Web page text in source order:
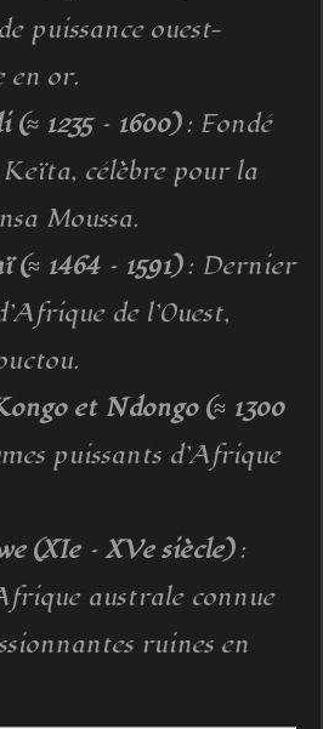
puissance ouest-
en or.
1235 – 1600): Fondé
célèbre pour la
Moussa.
1464 – 1591): Dernier
de l’Ouest,
et Ndongo (≈ 1300
puissants d’Afrique
(XIe – XVe siècle):
australe connue
ruines en